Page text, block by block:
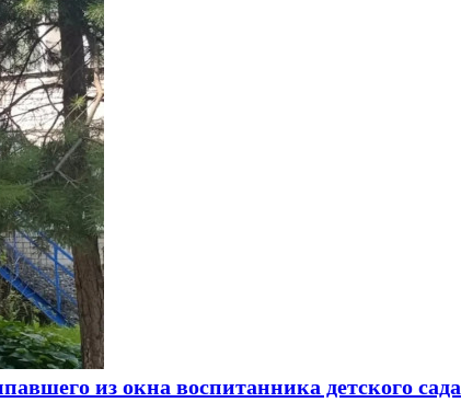
из окна воспитанника детского сада